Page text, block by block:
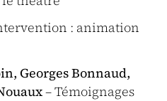
: animation
Georges Bonnaud,
– Témoignages